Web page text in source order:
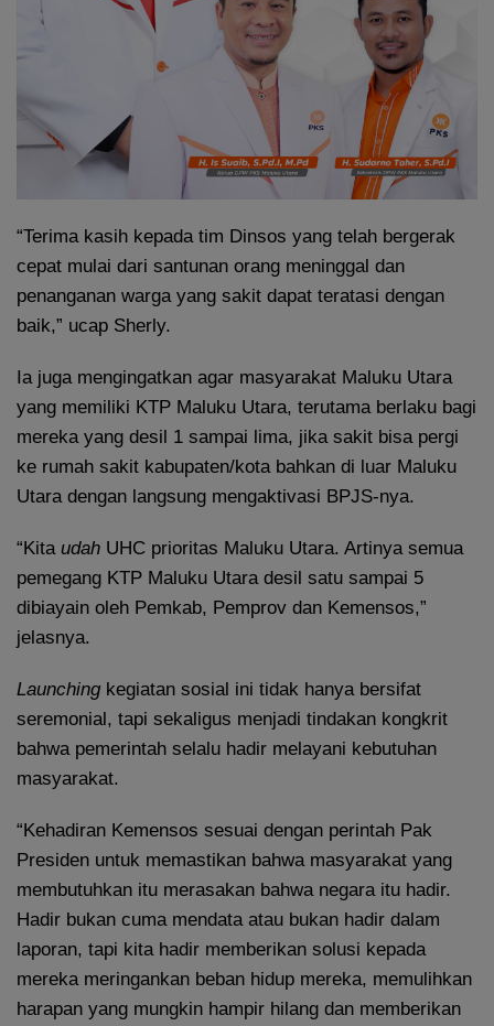
“Terima kasih kepada tim Dinsos yang telah bergerak
cepat mulai dari santunan orang meninggal dan
penanganan warga yang sakit dapat teratasi dengan
baik,” ucap Sherly.
Ia juga mengingatkan agar masyarakat Maluku Utara
yang memiliki KTP Maluku Utara, terutama berlaku bagi
mereka yang desil 1 sampai lima, jika sakit bisa pergi
ke rumah sakit kabupaten/kota bahkan di luar Maluku
Utara dengan langsung mengaktivasi BPJS-nya.
“Kita udah UHC prioritas Maluku Utara. Artinya semua
pemegang KTP Maluku Utara desil satu sampai 5
dibiayain oleh Pemkab, Pemprov dan Kemensos,”
jelasnya.
Launchingkegiatan sosial ini tidak hanya bersifat
seremonial, tapi sekaligus menjadi tindakan kongkrit
bahwa pemerintah selalu hadir melayani kebutuhan
masyarakat.
“Kehadiran Kemensos sesuai dengan perintah Pak
Presiden untuk memastikan bahwa masyarakat yang
membutuhkan itu merasakan bahwa negara itu hadir.
Hadir bukan cuma mendata atau bukan hadir dalam
laporan, tapi kita hadir memberikan solusi kepada
mereka meringankan beban hidup mereka, memulihkan
harapan yang mungkin hampir hilang dan memberikan